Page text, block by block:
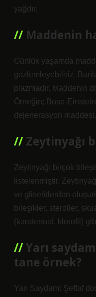
yağdır.
Maddenin
Günlük yaşamda
gözlemleyebiliriz.
plazmadır. Maddenin
Örneğin; Bose-
dejenerasyon maddesi.
Zeytinyağı
Zeytinyağı birçok
listelenmiştir.
ve gliseritlerden
bileşikler, steroller,
(karotenoid, klorofil)
Yarı
tane örnek?
Yarı Saydam: Şeffaf